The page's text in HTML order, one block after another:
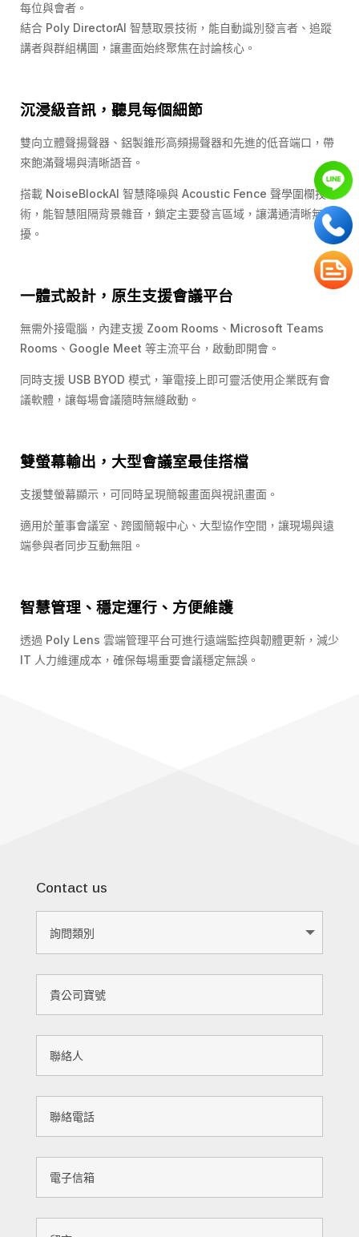
每位與會者。
結合 Poly DirectorAI 智慧取景技術，能自動識別發言者、追蹤
講者與群組構圖，讓畫面始終聚焦在討論核心。
沉浸級音訊，聽見每個細節
雙向立體聲揚聲器、鋁製錐形高頻揚聲器和先進的低音端口，帶
來飽滿聲場與清晰語音。
搭載 NoiseBlockAI 智慧降噪與 Acoustic Fence 聲學圍欄技
術，能智慧阻隔背景雜音，鎖定主要發言區域，讓溝通清晰無干
擾。
一體式設計，原生支援會議平台
無需外接電腦，內建支援 Zoom Rooms、Microsoft Teams
Rooms、Google Meet 等主流平台，啟動即開會。
同時支援 USB BYOD 模式，筆電接上即可靈活使用企業既有會
議軟體，讓每場會議隨時無縫啟動。
雙螢幕輸出，大型會議室最佳搭檔
支援雙螢幕顯示，可同時呈現簡報畫面與視訊畫面。
適用於董事會議室、跨國簡報中心、大型協作空間，讓現場與遠
端參與者同步互動無阻。
智慧管理、穩定運行、方便維護
透過 Poly Lens 雲端管理平台可進行遠端監控與韌體更新，減少
IT 人力維運成本，確保每場重要會議穩定無誤。
Contact us